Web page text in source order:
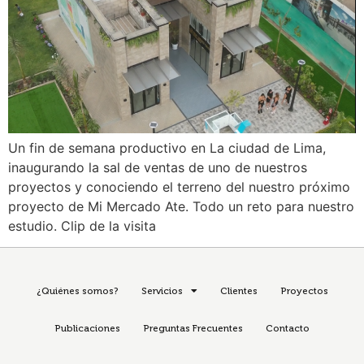
Un fin de semana productivo en La ciudad de Lima,
inaugurando la sal de ventas de uno de nuestros
proyectos y conociendo el terreno del nuestro próximo
proyecto de Mi Mercado Ate. Todo un reto para nuestro
estudio. Clip de la visita
¿Quiénes somos? Servicios Clientes Proyectos
Publicaciones Preguntas Frecuentes Contacto